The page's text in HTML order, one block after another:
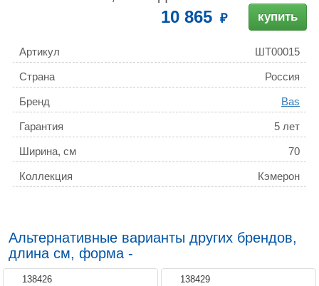
10 865 купить
Артикул ШТ00015
Страна Россия
Бренд Bas
Гарантия 5 лет
Ширина, см 70
Коллекция Кэмерон
Альтернативные варианты других брендов,
длина см, форма -
138426 138429